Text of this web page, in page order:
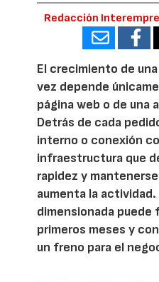
Redacción
El crecimiento de
vez depende
página web o de una
Detrás de cada
interno o conexión
infraestructura que
rapidez y
aumenta la
dimensionada puede
primeros meses y
un freno para el